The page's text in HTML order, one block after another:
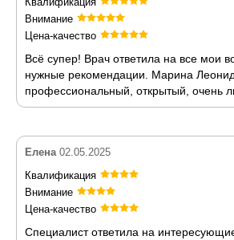
Внимание
Цена-качество
Всё супер! Врач ответила на все мои
нужные рекомендации. Марина
профессиональный, открытый, очень
Елена 02.05.2025
Квалификация
Внимание
Цена-качество
Специалист ответила на